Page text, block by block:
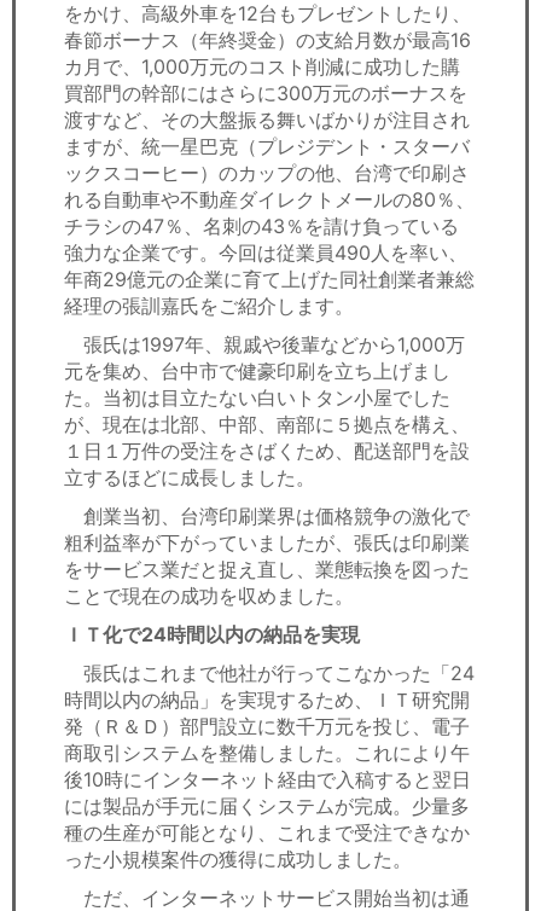
経済ニュース
労務顧問
ＩＴ
飲食店情報
をかけ、高級外車を12台もプレゼントしたり、
春節ボーナス（年終奨金）の支給月数が最高16
カ月で、1,000万元のコスト削減に成功した購
買部門の幹部にはさらに300万元のボーナスを
渡すなど、その大盤振る舞いばかりが注目され
ますが、統一星巴克（プレジデント・スターバ
ックスコーヒー）のカップの他、台湾で印刷さ
れる自動車や不動産ダイレクトメールの80％、
チラシの47％、名刺の43％を請け負っている
強力な企業です。今回は従業員490人を率い、
年商29億元の企業に育て上げた同社創業者兼総
経理の張訓嘉氏をご紹介します。
張氏は1997年、親戚や後輩などから1,000万
元を集め、台中市で健豪印刷を立ち上げまし
た。当初は目立たない白いトタン小屋でした
が、現在は北部、中部、南部に５拠点を構え、
１日１万件の受注をさばくため、配送部門を設
立するほどに成長しました。
創業当初、台湾印刷業界は価格競争の激化で
粗利益率が下がっていましたが、張氏は印刷業
をサービス業だと捉え直し、業態転換を図った
ことで現在の成功を収めました。
ＩＴ化で24時間以内の納品を実現
張氏はこれまで他社が行ってこなかった「24
時間以内の納品」を実現するため、ＩＴ研究開
発（Ｒ＆Ｄ）部門設立に数千万元を投じ、電子
商取引システムを整備しました。これにより午
後10時にインターネット経由で入稿すると翌日
には製品が手元に届くシステムが完成。少量多
種の生産が可能となり、これまで受注できなか
った小規模案件の獲得に成功しました。
ただ、インターネットサービス開始当初は通